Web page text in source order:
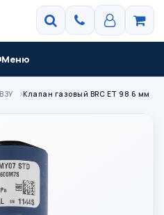
Меню
Клапан газовый BRC ЕТ 98 6 мм